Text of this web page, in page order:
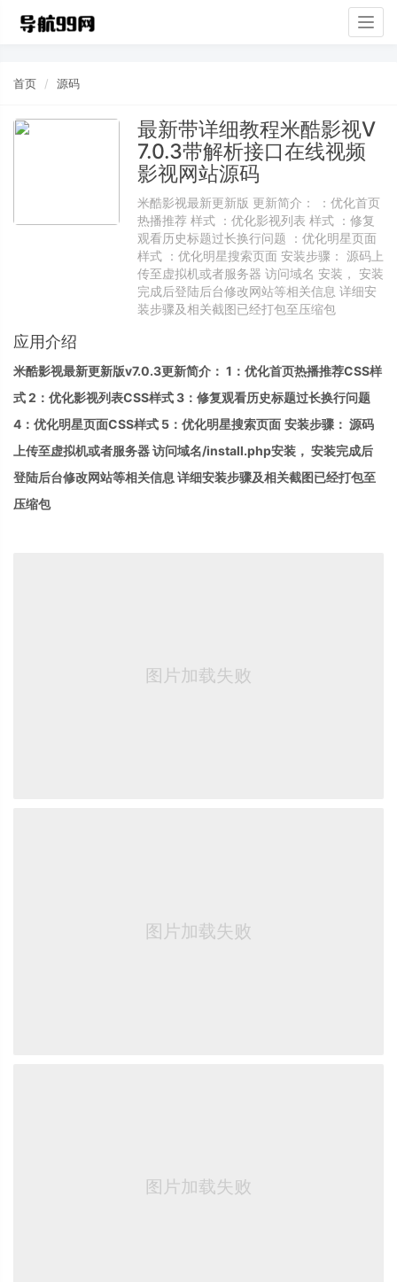
首页 源码
最新带详细教程米酷影视V
7.0.3带解析接口在线视频
影视网站源码
米酷影视最新更新版 更新简介： ：优化首页
热播推荐 样式 ：优化影视列表 样式 ：修复
观看历史标题过长换行问题 ：优化明星页面
样式 ：优化明星搜索页面 安装步骤： 源码上
传至虚拟机或者服务器 访问域名 安装， 安装
完成后登陆后台修改网站等相关信息 详细安
装步骤及相关截图已经打包至压缩包
应用介绍
米酷影视最新更新版v7.0.3更新简介： 1：优化首页热播推荐CSS样
式 2：优化影视列表CSS样式 3：修复观看历史标题过长换行问题
4：优化明星页面CSS样式 5：优化明星搜索页面 安装步骤： 源码
上传至虚拟机或者服务器 访问域名/install.php安装， 安装完成后
登陆后台修改网站等相关信息 详细安装步骤及相关截图已经打包至
压缩包